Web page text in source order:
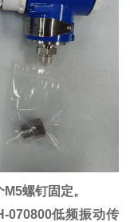
螺钉固定。
070800低频振动传